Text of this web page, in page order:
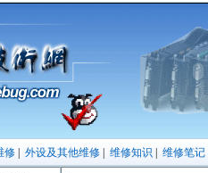
修 外设及其他维修 维修知识 维修笔记